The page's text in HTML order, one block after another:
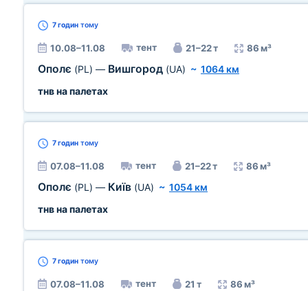
7 годин тому
10.08–11.08 тент 21–22 т 86 м³
Ополє (PL) — Вишгород (UA) ~ 1064 км
тнв на палетах
7 годин тому
07.08–11.08 тент 21–22 т 86 м³
Ополє (PL) — Київ (UA) ~ 1054 км
тнв на палетах
7 годин тому
07.08–11.08 тент 21 т 86 м³